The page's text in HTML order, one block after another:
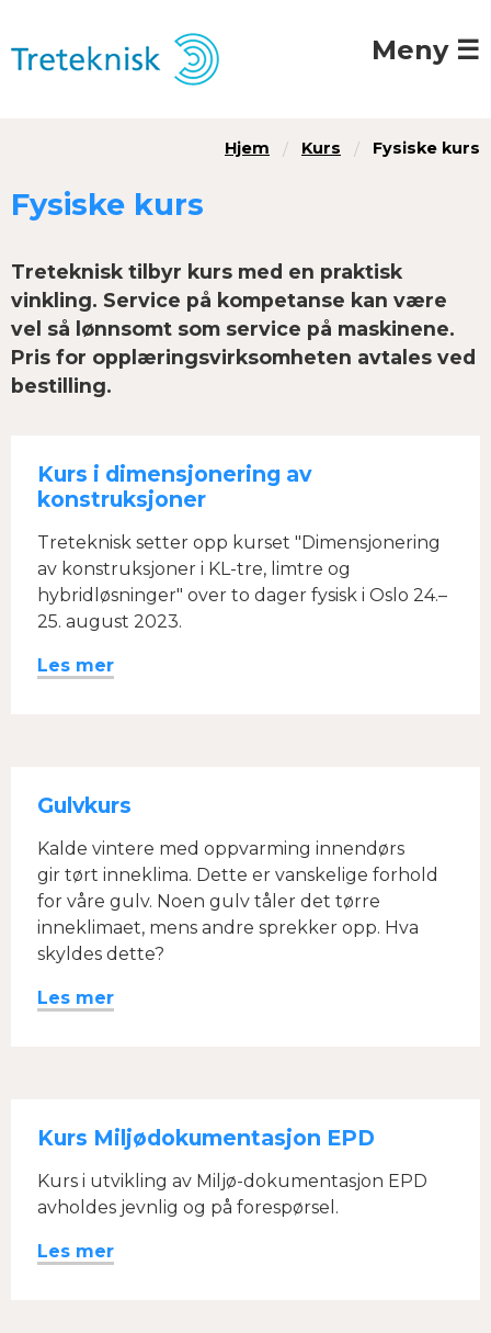
Meny ☰
Hjem Kurs Fysiske kurs
Fysiske kurs
Treteknisk tilbyr kurs med en praktisk
vinkling. Service på kompetanse kan være
vel så lønnsomt som service på maskinene.
Pris for opplæringsvirksomheten avtales ved
bestilling.
Kurs i dimensjonering av
konstruksjoner
Treteknisk setter opp kurset "Dimensjonering
av konstruksjoner i KL-tre, limtre og
hybridløsninger" over to dager fysisk i Oslo 24.–
25. august 2023.
Les mer
Gulvkurs
Kalde vintere med oppvarming innendørs
gir tørt inneklima. Dette er vanskelige forhold
for våre gulv. Noen gulv tåler det tørre
inneklimaet, mens andre sprekker opp. Hva
skyldes dette?
Les mer
Kurs Miljødokumentasjon EPD
Kurs i utvikling av Miljø-dokumentasjon EPD
avholdes jevnlig og på forespørsel.
Les mer